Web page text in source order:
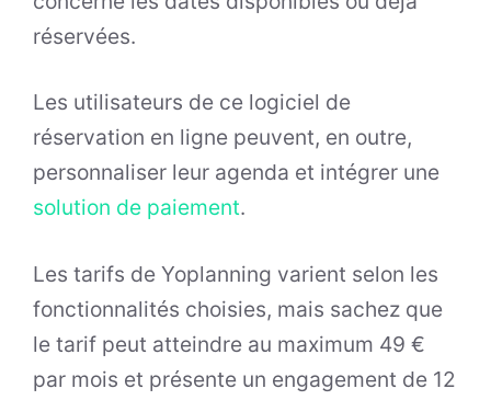
réservées.
Les utilisateurs de ce logiciel de
réservation en ligne peuvent, en outre,
personnaliser leur agenda et intégrer une
solution de paiement.
Les tarifs de Yoplanning varient selon les
fonctionnalités choisies, mais sachez que
le tarif peut atteindre au maximum 49 €
par mois et présente un engagement de 12